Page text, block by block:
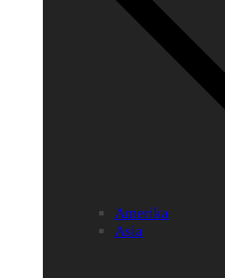
Amerika
Asia